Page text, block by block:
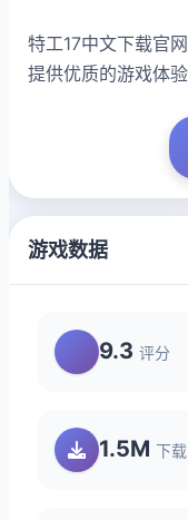
特工17中文下载官
提供优质的游戏体验
游戏数据
9.3 评分
1.5M 下载